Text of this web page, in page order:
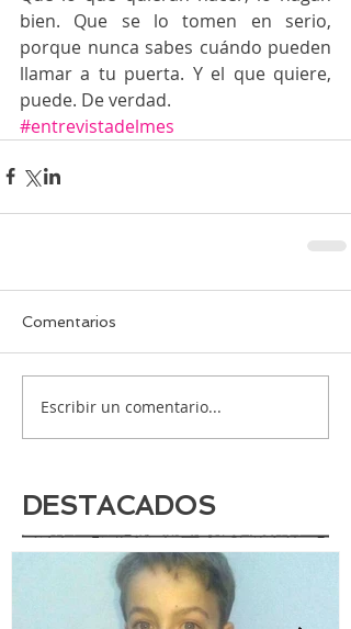
bien. Que se lo tomen en serio,
porque nunca sabes cuándo pueden
llamar a tu puerta. Y el que quiere,
puede. De verdad.
#entrevistadelmes
Comentarios
Escribir un comentario...
DESTACADOS